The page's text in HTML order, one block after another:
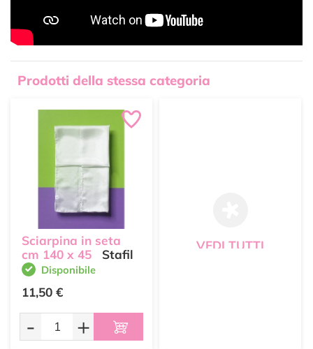
Prodotti della stessa categoria
Sciarpina in seta
cm 140 x 45
Stafil
Disponibile
11,50 €
- +
VEDI TUTTI